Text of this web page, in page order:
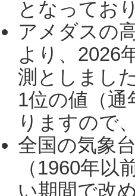
となってお
アメダスの
より、2026
測としまし
1位の値（
りますので
全国の気象
（1960年
い期間で改